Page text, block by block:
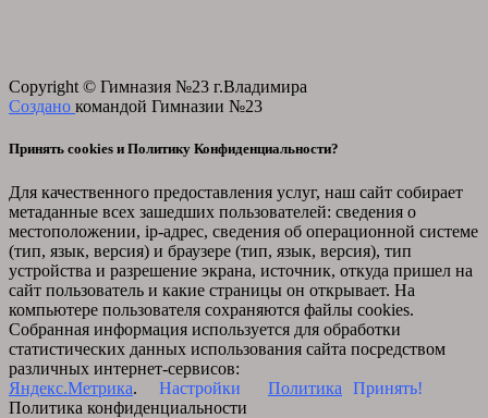
Copyright © Гимназия №23 г.Владимира
Создано командой Гимназии №23
Принять cookies и Политику Конфиденциальности?
Для качественного предоставления услуг, наш сайт собирает
метаданные всех зашедших пользователей: сведения о
местоположении, ip-адрес, сведения об операционной системе
(тип, язык, версия) и браузере (тип, язык, версия), тип
устройства и разрешение экрана, источник, откуда пришел на
сайт пользователь и какие страницы он открывает. На
компьютере пользователя сохраняются файлы cookies.
Собранная информация используется для обработки
статистических данных использования сайта посредством
различных интернет-сервисов:
Яндекс.Метрика. Настройки Политика
Принять!
Политика конфиденциальности